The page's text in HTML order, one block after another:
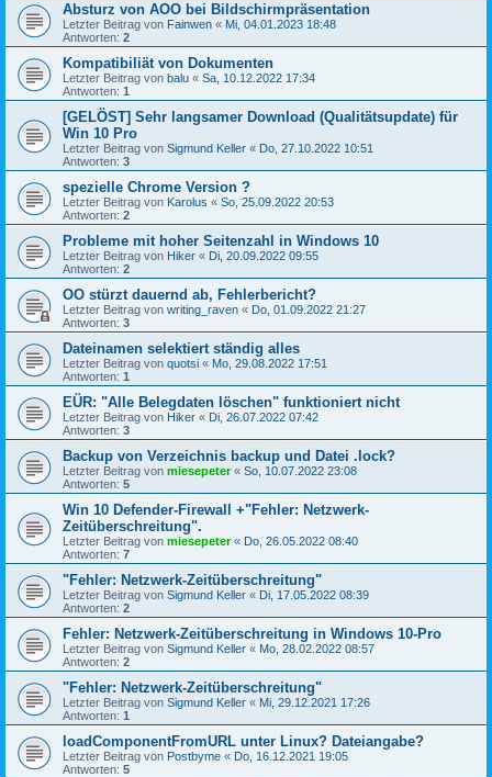
Absturz von AOO bei Bildschirmpräsentation
Letzter Beitrag von Fainwen « Mi, 04.01.2023 18:48
Antworten: 2
Kompatibiliät von Dokumenten
Letzter Beitrag von balu « Sa, 10.12.2022 17:34
Antworten: 1
[GELÖST] Sehr langsamer Download (Qualitätsupdate) für
Win 10 Pro
Letzter Beitrag von Sigmund Keller « Do, 27.10.2022 10:51
Antworten: 3
spezielle Chrome Version ?
Letzter Beitrag von Karolus « So, 25.09.2022 20:53
Antworten: 2
Probleme mit hoher Seitenzahl in Windows 10
Letzter Beitrag von Hiker « Di, 20.09.2022 09:55
Antworten: 2
OO stürzt dauernd ab, Fehlerbericht?
Letzter Beitrag von writing_raven « Do, 01.09.2022 21:27
Antworten: 3
Dateinamen selektiert ständig alles
Letzter Beitrag von quotsi « Mo, 29.08.2022 17:51
Antworten: 1
EÜR: "Alle Belegdaten löschen" funktioniert nicht
Letzter Beitrag von Hiker « Di, 26.07.2022 07:42
Antworten: 3
Backup von Verzeichnis backup und Datei .lock?
Letzter Beitrag von miesepeter« So, 10.07.2022 23:08
Antworten: 5
Win 10 Defender-Firewall +"Fehler: Netzwerk-
Zeitüberschreitung".
Letzter Beitrag von miesepeter« Do, 26.05.2022 08:40
Antworten: 7
"Fehler: Netzwerk-Zeitüberschreitung"
Letzter Beitrag von Sigmund Keller « Di, 17.05.2022 08:39
Antworten: 2
Fehler: Netzwerk-Zeitüberschreitung in Windows 10-Pro
Letzter Beitrag von Sigmund Keller « Mo, 28.02.2022 08:57
Antworten: 2
"Fehler: Netzwerk-Zeitüberschreitung"
Letzter Beitrag von Sigmund Keller « Mi, 29.12.2021 17:26
Antworten: 1
loadComponentFromURL unter Linux? Dateiangabe?
Letzter Beitrag von Postbyme « Do, 16.12.2021 19:05
Antworten: 5